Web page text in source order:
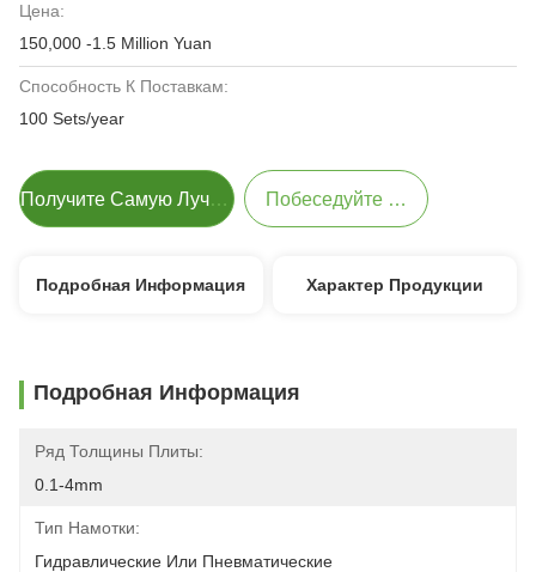
Цена:
150,000 -1.5 Million Yuan
Способность К Поставкам:
100 Sets/year
Получите Самую Лучшую Цену Побеседуйте Теперь
Подробная Информация Характер Продукции
Подробная Информация
Ряд Толщины Плиты:
0.1-4mm
Тип Намотки:
Гидравлические Или Пневматические